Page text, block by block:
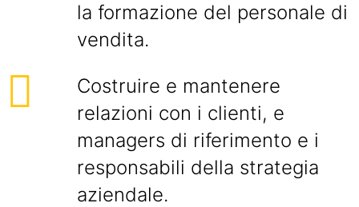
la formazione del personale di
vendita.
Costruire e mantenere
relazioni con i clienti, e
managers di riferimento e i
responsabili della strategia
aziendale.